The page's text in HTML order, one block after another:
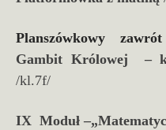
Planszówkowy
Gambit Królowej –
/kl.7f/
IX Moduł